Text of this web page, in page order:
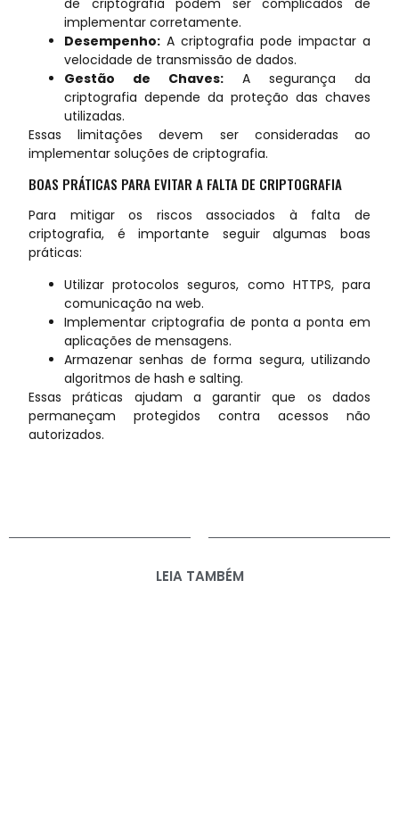
implementar corretamente.
Desempenho: A criptografia pode impactar a
velocidade de transmissão de dados.
Gestão de Chaves: A segurança da
criptografia depende da proteção das chaves
utilizadas.
Essas limitações devem ser consideradas ao
implementar soluções de criptografia.
BOAS PRÁTICAS PARA EVITAR A FALTA DE CRIPTOGRAFIA
Para mitigar os riscos associados à falta de
criptografia, é importante seguir algumas boas
práticas:
Utilizar protocolos seguros, como HTTPS, para
comunicação na web.
Implementar criptografia de ponta a ponta em
aplicações de mensagens.
Armazenar senhas de forma segura, utilizando
algoritmos de hash e salting.
Essas práticas ajudam a garantir que os dados
permaneçam protegidos contra acessos não
autorizados.
LEIA TAMBÉM